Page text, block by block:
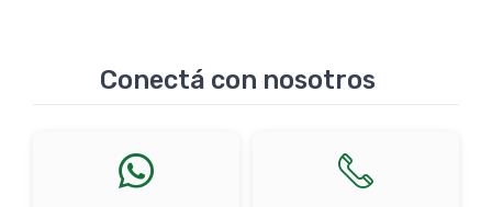
Conectá con nosotros